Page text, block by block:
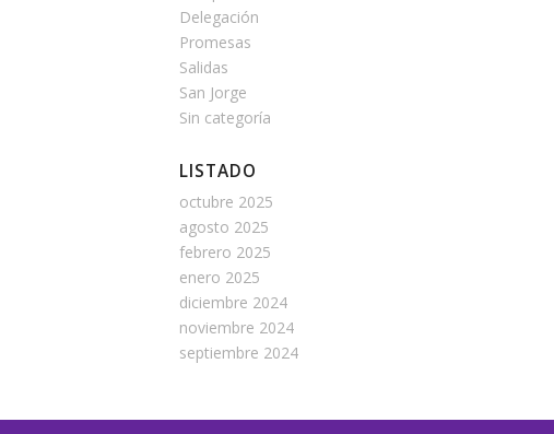
Delegación
Promesas
Salidas
San Jorge
Sin categoría
LISTADO
octubre 2025
agosto 2025
febrero 2025
enero 2025
diciembre 2024
noviembre 2024
septiembre 2024